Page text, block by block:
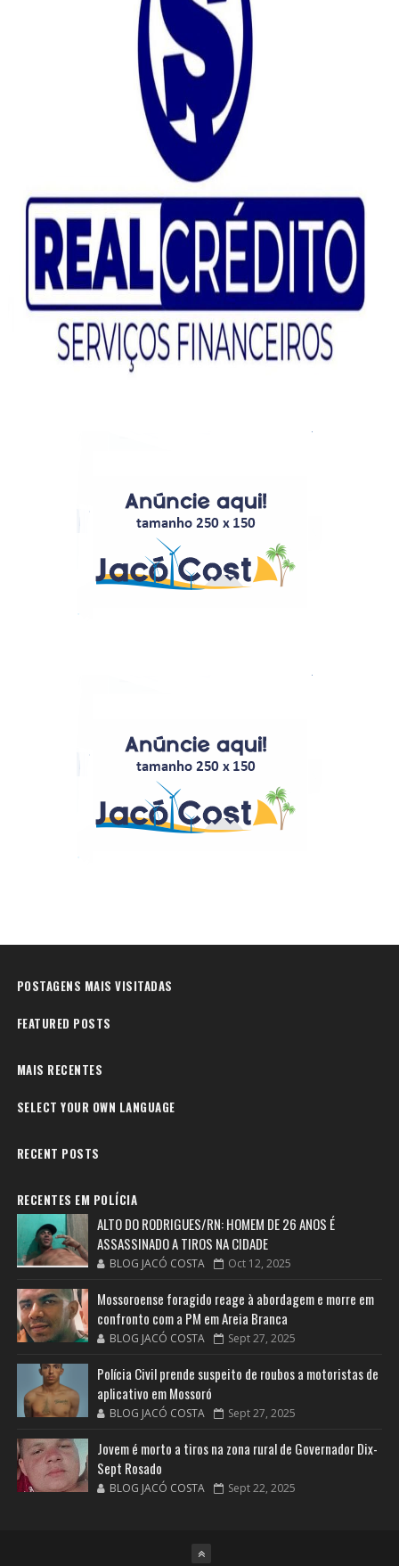
POSTAGENS MAIS VISITADAS
FEATURED POSTS
MAIS RECENTES
SELECT YOUR OWN LANGUAGE
RECENT POSTS
RECENTES EM POLÍCIA
ALTO DO RODRIGUES/RN: HOMEM DE 26 ANOS É
ASSASSINADO A TIROS NA CIDADE
BLOG JACÓ COSTA Oct 12, 2025
Mossoroense foragido reage à abordagem e morre em
confronto com a PM em Areia Branca
BLOG JACÓ COSTA Sept 27, 2025
Polícia Civil prende suspeito de roubos a motoristas de
aplicativo em Mossoró
BLOG JACÓ COSTA Sept 27, 2025
Jovem é morto a tiros na zona rural de Governador Dix-
Sept Rosado
BLOG JACÓ COSTA Sept 22, 2025